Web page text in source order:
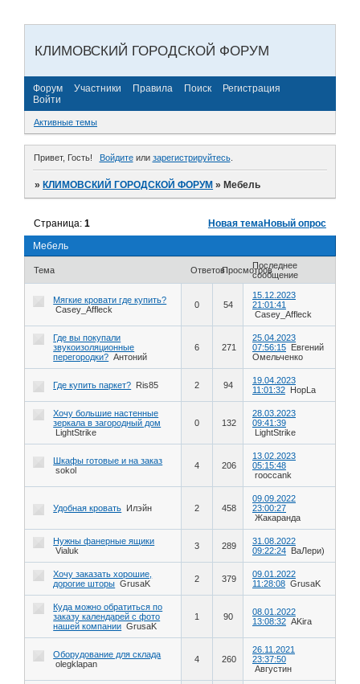
КЛИМОВСКИЙ ГОРОДСКОЙ ФОРУМ
Форум Участники Правила Поиск
Регистрация
Войти
Активные темы
Привет, Гость! Войдитеили зарегистрируйтесь.
»КЛИМОВСКИЙ ГОРОДСКОЙ ФОРУМ »Мебель
Мебель
Страница:1 Новая темаНовый опрос
Тема ОтветовПросмотровПоследнее
сообщение
Мягкие кровати где купить?
Casey_Affleck
0 54
15.12.2023
21:01:41
Casey_Affleck
Где вы покупали
звукоизоляционные
перегородки? Антоний
6 271
25.04.2023
07:56:15
Евгений
Омельченко
Где купить паркет? Ris85 2 94
19.04.2023
11:01:32
HopLa
Хочу большие настенные
зеркала в загородный дом
LightStrike
0 132
28.03.2023
09:41:39
LightStrike
Шкафы готовые и на заказ
sokol
4 206
13.02.2023
05:15:48
rooccank
Удобная кровать Илэйн 2 458
09.09.2022
23:00:27
Жакаранда
Нужны фанерные ящики
Vialuk
3 289
31.08.2022
09:22:24
ВаЛери)
Хочу заказать хорошие,
дорогие шторы GrusaK 2 379
09.01.2022
11:28:08 GrusaK
Куда можно обратиться по
заказу календарей с фото
нашей компании GrusaK
1 90
08.01.2022
13:08:32 AKira
Оборудование для склада
olegklapan
4 260
26.11.2021
23:37:50
Августин